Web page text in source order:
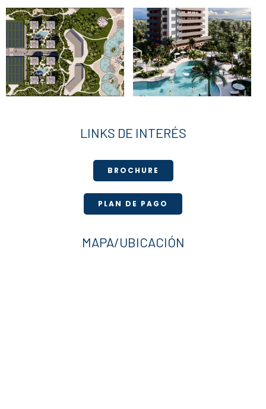
LINKS DE INTERÉS
BROCHURE
PLAN DE PAGO
MAPA/UBICACIÓN